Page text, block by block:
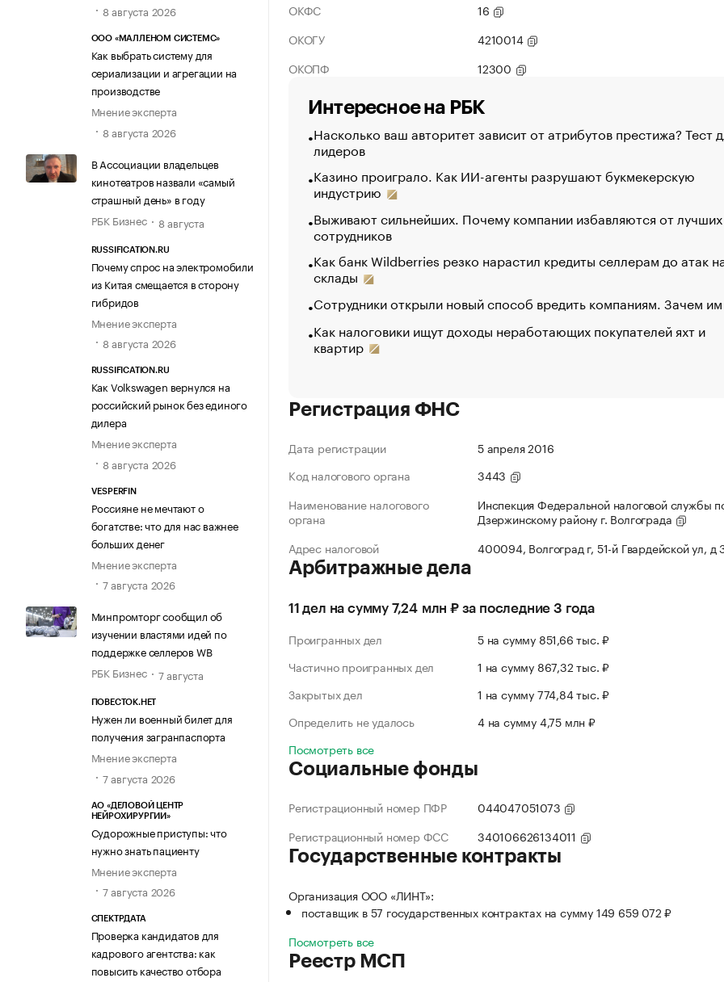
8 августа 2026
ООО «МАЛЛЕНОМ СИСТЕМС»
Как выбрать систему для
сериализации и агрегации на
производстве
Мнение эксперта
8 августа 2026
В Ассоциации владельцев
кинотеатров назвали «самый
страшный день» в году
РБК Бизнес
8 августа
RUSSIFICATION.RU
Почему спрос на электромобили
из Китая смещается в сторону
гибридов
Мнение эксперта
8 августа 2026
RUSSIFICATION.RU
Как Volkswagen вернулся на
российский рынок без единого
дилера
Мнение эксперта
8 августа 2026
VESPERFIN
Россияне не мечтают о
богатстве: что для нас важнее
больших денег
Мнение эксперта
7 августа 2026
Минпромторг сообщил об
изучении властями идей по
поддержке селлеров WB
РБК Бизнес
7 августа
ПОВЕСТОК.НЕТ
Нужен ли военный билет для
получения загранпаспорта
Мнение эксперта
7 августа 2026
АО «ДЕЛОВОЙ ЦЕНТР
НЕЙРОХИРУРГИИ»
Судорожные приступы: что
нужно знать пациенту
Мнение эксперта
7 августа 2026
СПЕКТРДАТА
Проверка кандидатов для
кадрового агентства: как
повысить качество отбора
ОКФС
16
ОКОГУ
4210014
ОКОПФ
12300
Интересное на РБК
Насколько ваш авторитет зависит от атрибутов престижа? Тест
лидеров
Казино проиграло. Как ИИ-агенты разрушают букмекерскую
индустрию
Выживают сильнейших. Почему компании избавляются от лучших
сотрудников
Как банк Wildberries резко нарастил кредиты селлерам до атак
склады
Сотрудники открыли новый способ вредить компаниям. Зачем
Как налоговики ищут доходы неработающих покупателей яхт и
квартир
Регистрация ФНС
Дата регистрации
5 апреля 2016
Код налогового органа
3443
Наименование налогового
органа
Инспекция Федеральной налоговой службы
Дзержинскому району г. Волгограда
Адрес налоговой
400094, Волгоград г, 51-й Гвардейской ул, д
Арбитражные дела
11 дел на сумму 7,24 млн ₽ за последние 3 года
Проигранных дел
5 на сумму 851,66 тыс. ₽
Частично проигранных дел
1 на сумму 867,32 тыс. ₽
Закрытых дел
1 на сумму 774,84 тыс. ₽
Определить не удалось
4 на сумму 4,75 млн ₽
Посмотреть все
Социальные фонды
Регистрационный номер ПФР
044047051073
Регистрационный номер ФСС
340106626134011
Государственные контракты
Организация ООО «ЛИНТ»:
поставщик в 57 государственных контрактах на сумму 149 659 072 ₽
Посмотреть все
Реестр МСП